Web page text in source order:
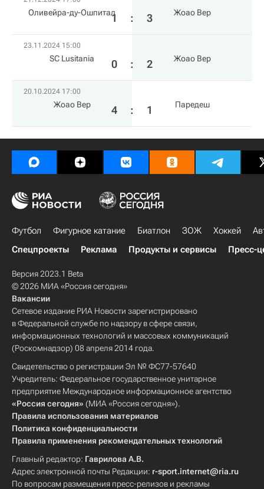
Оливейра-ду-Ошпитал
1 : 3 Жоао Вер
23.11.2024 15:00
SC Lusitania 0 : 2 Жоао Вер
20.10.2024 17:00
Жоао Вер 4 : 1 Паредеш
Футбол Фигурное катание Биатлон ЗОЖ Хоккей
Спецпроекты
Реклама Продукты и сервисы Пресс-
Версия 2023.1 Beta
© 2026 МИА «Россия сегодня»
Вакансии
Сетевое издание РИА Новости зарегистрировано
в Федеральной службе по надзору в сфере связи,
информационных технологий и массовых коммуникаций
(Роскомнадзор) 08 апреля 2014 года.
Свидетельство о регистрации Эл № ФС77-57640
Учредитель: Федеральное государственное унитарное
предприятие Международное информационное агентство
«Россия сегодня» (МИА «Россия сегодня»).
Правила использования материалов
Политика конфиденциальности
Правила применения рекомендательных технологий
Главный редактор: Гаврилова А.В.
Адрес электронной почты Редакции: r-sport.internet@ria.ru
По вопросам размещения пресс-релизов и рекламы